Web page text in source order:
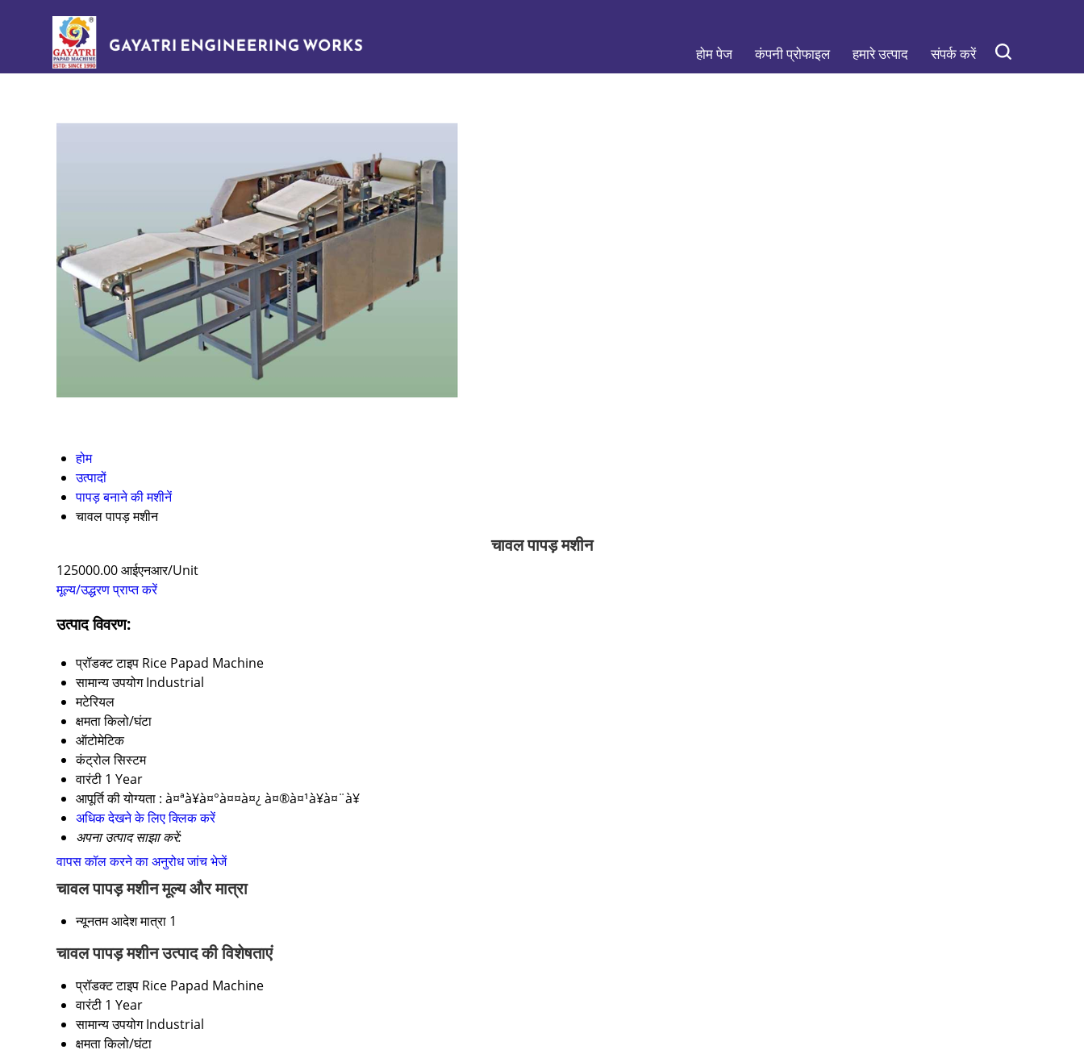
होम पेज कंपनी प्रोफाइल हमारे उत्पाद संपर्क करें
होम
उत्पादों
पापड़ बनाने की मशीनें
चावल पापड़ मशीन
चावल पापड़ मशीन
125000.00 आईएनआर/Unit
मूल्य/उद्धरण प्राप्त करें
उत्पाद विवरण:
प्रॉडक्ट टाइप Rice Papad Machine
सामान्य उपयोग Industrial
मटेरियल
क्षमताकिलो/घंटा
ऑटोमेटिक
कंट्रोल सिस्टम
वारंटी 1 Year
आपूर्ति की योग्यता : à¤ªà¥à¤°à¤¤à¤¿ à¤®à¤¹à¥à¤¨à¥
अधिक देखने के लिए क्लिक करें
अपना उत्पाद साझा करें:
वापस कॉल करने का अनुरोधजांच भेजें
चावल पापड़ मशीन मूल्य और मात्रा
न्यूनतम आदेश मात्रा 1
चावल पापड़ मशीन उत्पाद की विशेषताएं
प्रॉडक्ट टाइप Rice Papad Machine
वारंटी 1 Year
सामान्य उपयोग Industrial
क्षमताकिलो/घंटा